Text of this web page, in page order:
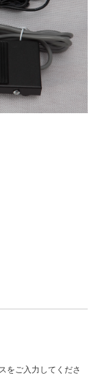
をご入力してくださ